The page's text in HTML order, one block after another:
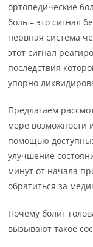
ортопедические
боль – это сигнал
нервная система
этот сигнал
последствия
упорно
Предлагаем
мере возможности
помощью
улучшение
минут от начала
обратиться за
Почему болит
вызывают такое